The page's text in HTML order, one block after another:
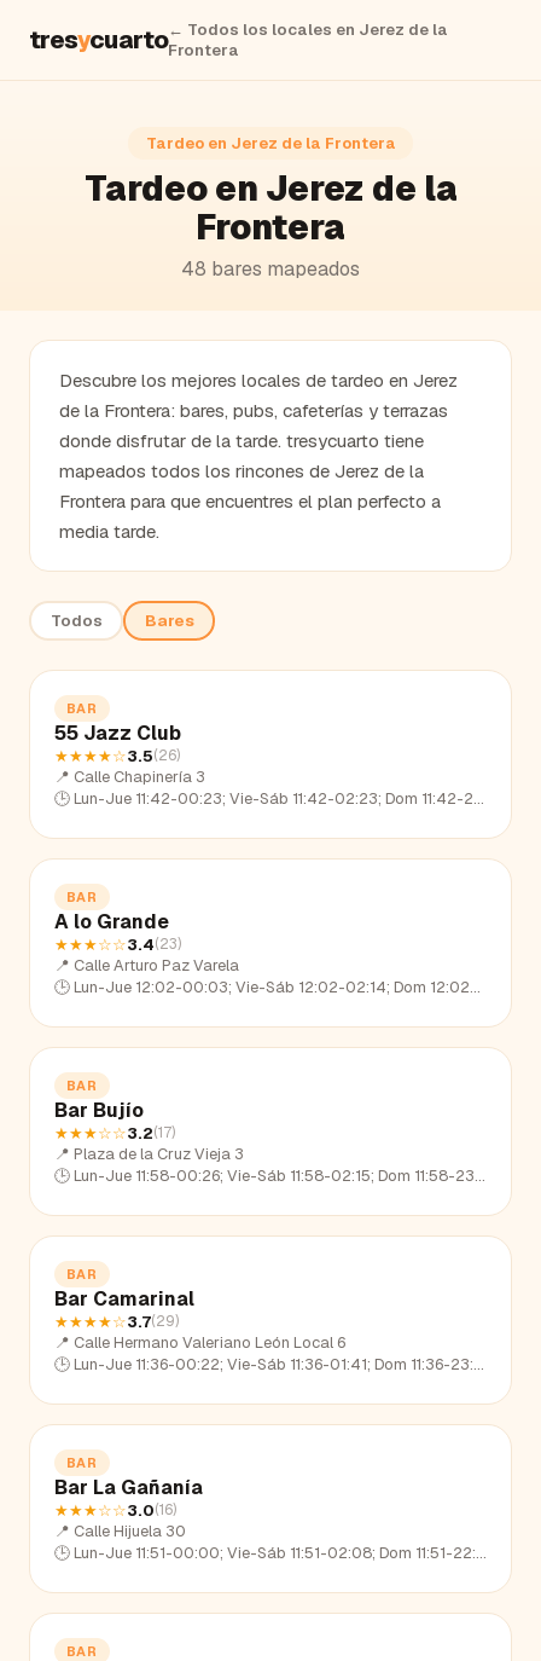
tresycuarto← Todos los locales en Jerez de la
Frontera
Tardeo en Jerez de la Frontera
Tardeo en Jerez de la
Frontera
48 bares mapeados
Descubre los mejores locales de tardeo en Jerez
de la Frontera: bares, pubs, cafeterías y terrazas
donde disfrutar de la tarde. tresycuarto tiene
mapeados todos los rincones de Jerez de la
Frontera para que encuentres el plan perfecto a
media tarde.
Todos Bares
BAR
55 Jazz Club
★★★★☆3.5(26)
📍 Calle Chapinería 3
🕒 Lun-Jue 11:42-00:23; Vie-Sáb 11:42-02:23; Dom 11:42-23:26
BAR
A lo Grande
★★★☆☆3.4(23)
📍 Calle Arturo Paz Varela
🕒 Lun-Jue 12:02-00:03; Vie-Sáb 12:02-02:14; Dom 12:02-22:31
BAR
Bar Bujío
★★★☆☆3.2(17)
📍 Plaza de la Cruz Vieja 3
🕒 Lun-Jue 11:58-00:26; Vie-Sáb 11:58-02:15; Dom 11:58-23:17
BAR
Bar Camarinal
★★★★☆3.7(29)
📍 Calle Hermano Valeriano León Local 6
🕒 Lun-Jue 11:36-00:22; Vie-Sáb 11:36-01:41; Dom 11:36-23:12
BAR
Bar La Gañanía
★★★☆☆3.0(16)
📍 Calle Hijuela 30
🕒 Lun-Jue 11:51-00:00; Vie-Sáb 11:51-02:08; Dom 11:51-22:44
BAR